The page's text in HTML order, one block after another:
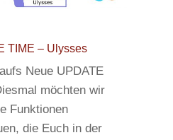
TIME – Ulysses
Neue UPDATE
möchten wir
Funktionen
die Euch in der